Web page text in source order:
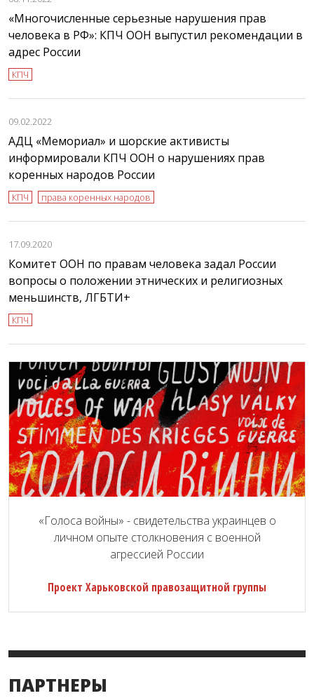
«Многочисленные серьезные нарушения прав
человека в РФ»: КПЧ ООН выпустил рекомендации в
адрес России
КПЧ
09.02.2022
АДЦ «Мемориал» и шорские активисты
информировали КПЧ ООН о нарушениях прав
коренных народов России
КПЧ права коренных народов
17.09.2020
Комитет ООН по правам человека задал России
вопросы о положении этнических и религиозных
меньшинств, ЛГБТИ+
КПЧ
«Голоса войны» - свидетельства украинцев о
личном опыте столкновения с военной
агрессией России
Проект Харьковской правозащитной группы
ПАРТНЕРЫ